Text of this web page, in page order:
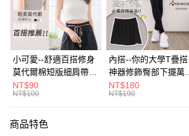
Apple Pay
街口支付
悠遊付
Google Pay
全盈+PAY
大哥付你分期
小可愛--舒適百搭修身
莫代爾棉短版細肩帶素
色背心(白.黑.灰L-2L)-
U582眼圈熊中大尺碼
NT$90
NT$100
內搭--你的大學T疊搭
神器修飾臀部下擺萬用
內搭裙/遮臀裙(黑2L-
6L)-Q155眼圈熊中大
NT$180
NT$190
商品特色